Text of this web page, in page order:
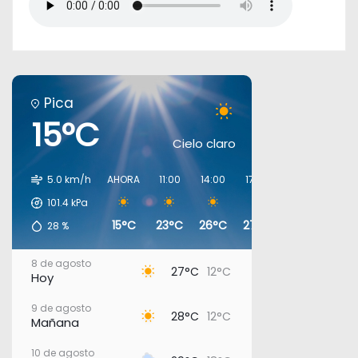
Pica
15°C Cielo claro
5.0 km/h
101.4kPa
28 %
AHORA
15°C
11:00
23°C
14:00
26°C
17:00
27°C
8 de agosto
Hoy 27°C 12°C
9 de agosto
Mañana 28°C 12°C
10 de agosto